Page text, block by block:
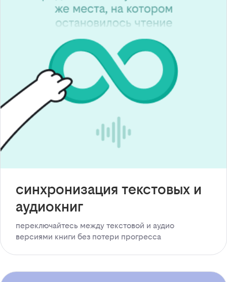
синхронизация текстовых и
аудиокниг
переключайтесь между текстовой и аудио
версиями книги без потери прогресса